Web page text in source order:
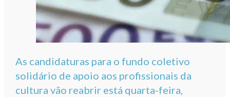
As candidaturas para o fundo coletivo
solidário de apoio aos profissionais da
cultura vão reabrir está quarta-feira,